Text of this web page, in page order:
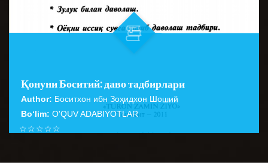
Қонуни Боситий: даво тадбирлари
Author: Боситхон ибн Зоҳидхон Шоший
Bo‘lim: O'QUV ADABIYOTLAR
☆
☆
☆
☆
☆